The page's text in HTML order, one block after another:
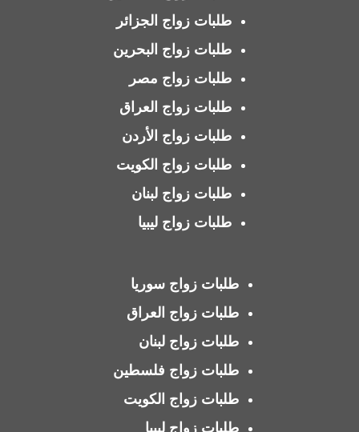
طلبات زواج الجزائر
طلبات زواج البحرين
طلبات زواج مصر
طلبات زواج العراق
طلبات زواج الأردن
طلبات زواج الكويت
طلبات زواج لبنان
طلبات زواج ليبيا
طلبات زواج سوريا
طلبات زواج العراق
طلبات زواج لبنان
طلبات زواج فلسطين
طلبات زواج الكويت
طلبات زواج ليبيا